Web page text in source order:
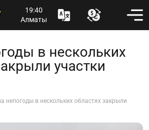
19:40
Алматы
в нескольких
участки
непогоды в нескольких областях закрыли